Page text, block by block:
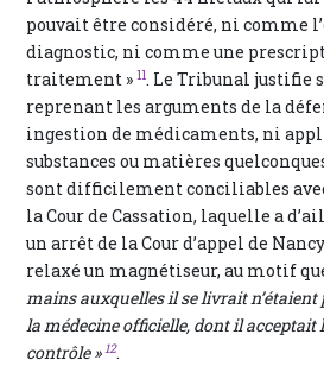
pouvait être considéré, ni comme
diagnostic, ni comme une
traitement » 11. Le Tribunal justifie
reprenant les arguments de la
ingestion de médicaments, ni
substances ou matières
sont difficilement conciliables
la Cour de Cassation, laquelle a
un arrêt de la Cour d’appel de
relaxé un magnétiseur, au motif
mains auxquelles il se livrait n’étaient
la médecine officielle, dont il acceptait
contrôle » 12.